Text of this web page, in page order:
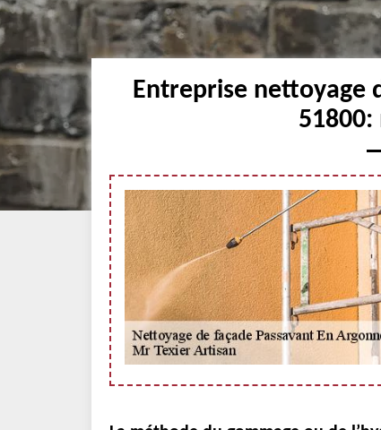
Entreprise nettoyage